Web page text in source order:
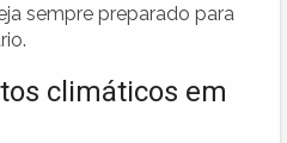
sempre preparado para
climáticos em